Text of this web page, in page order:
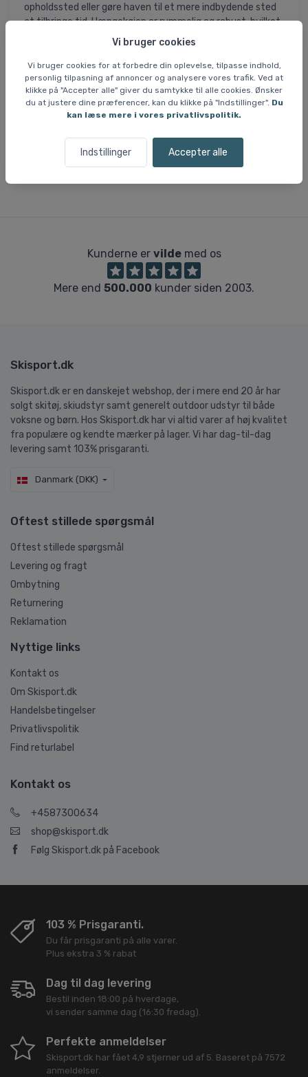
Vi bruger cookies
Vi bruger cookies for at forbedre din oplevelse, tilpasse indhold,
personlig tilpasning af annoncer og analysere vores trafik. Ved at
klikke på "Accepter alle" giver du samtykke til alle cookies. Ønsker
du at justere dine præferencer, kan du klikke på "Indstillinger". Du
kan læse mere i vores privatlivspolitik.
Indstillinger Accepter alle
opholdssted eller gøre haven til et mere indbydende sted
at tilbringe tid. Hængekøjen er rummelig og robust, hvilket
gør den ideel til afslapning både indendørs og udendørs.
Specifikationer og features:
- Vægt: 2,28 kg
- Længde fra krog til krog: 520 cm
- Bredde: 300 cm
- Stoflængde: 500 cm
- Brudstyrke: over 900 kg
Kunderne er vildemed os
Mere end 500.000 kunder siden 2003.
Skisport.dk
Skisport.dk er en danskejet webshop, der i mere end 20 år har
solgt skitøj, skiudstyr samt generelt outdoor udstyr til både
voksne og børn. Hos Skisport.dk har vi altid varer af høj kvalitet
fra populære og kendte mærker på lager. Vi har dag-til-dag
levering samt 103% prisgaranti.
Danmark (DKK)
Oftest stillede spørgsmål
Oftest stillede spørgsmål
Levering og fragt
Ombytning
Returnering
Reklamation
Nyttige links
Kontakt os
Om Skisport.dk
Handelsbetingelser
Privatlivspolitik
Find returlabel
Kontakt os
+4587300634
shop@skisport.dk
Følg Skisport.dk på Facebook
103 % Prisgaranti.
Du får prisgaranti på alle varer.
Plus ekstra 3 % rabat
Dag til dag levering
Bestil inden 18:00 på hverdage,
vi sender samme dag (16:30 fredag).
Perfekte anmeldelser
Skisport.dk har fået 4,9 stjerner ud af 5. Baseret på 7572
anmeldelser.